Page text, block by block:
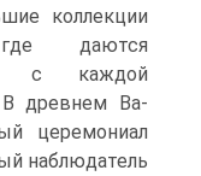
коллекции
даются
с каждой
В древнем Ва­
церемониал
наблюдатель